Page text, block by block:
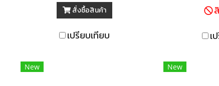
สั่งซื้อสินค้า
เปรียบเทียบ
เ
New New